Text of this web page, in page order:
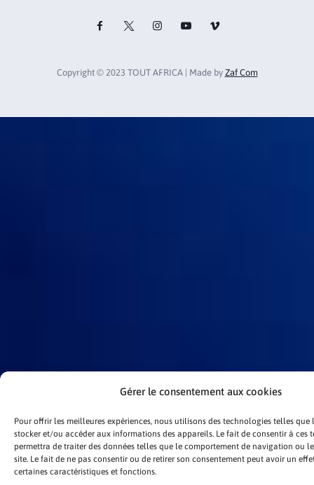
Gérer le consentement aux cookies
Pour offrir les meilleures expériences, nous utilisons des technologies telles que
stocker et/ou accéder aux informations des appareils. Le fait de consentir à ces
permettra de traiter des données telles que le comportement de navigation ou
site. Le fait de ne pas consentir ou de retirer son consentement peut avoir un
certaines caractéristiques et fonctions.
Copyright © 2023 TOUT AFRICA | Made by Zaf Com